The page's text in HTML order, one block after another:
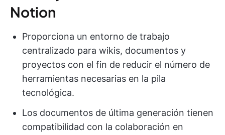
Notion
Proporciona un entorno de trabajo
centralizado para wikis, documentos y
proyectos con el fin de reducir el número de
herramientas necesarias en la pila
tecnológica.
Los documentos de última generación tienen
compatibilidad con la colaboración en